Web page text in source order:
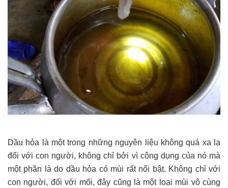
Dầu hỏa là một trong những nguyên liệu không quá xa lạ
đối với con người, không chỉ bởi vì công dụng của nó mà
một phần là do dầu hỏa có mùi rất nổi bật. Không chỉ với
con người, đối với mối, đây cũng là một loại mùi vô cùng